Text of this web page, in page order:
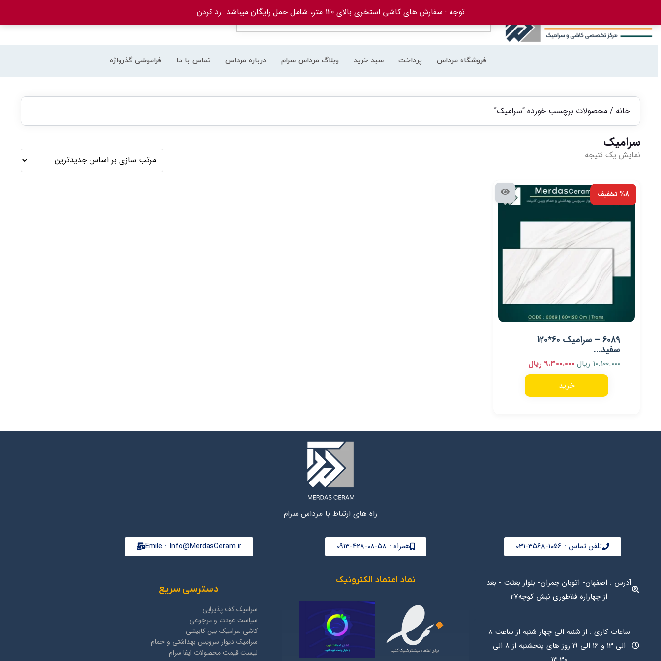
توجه : سفارش های کاشی استخری بالای 120 متر، شامل حمل رایگان میباشد. رد کردن
فروشگاه مرداس پرداخت سبد خرید وبلاگ مرداس سرام درباره مرداس تماس با ما فراموشی گذرواژه
خانه / محصولات برچسب خورده “سرامیک”
سرامیک
نمایش یک نتیجه
%8 تخفیف
6089 – سرامیک 60*120
سفید...
۱۰.۱۰۰.۰۰۰ ریال ۹.۳۰۰.۰۰۰ ریال
خرید
راه های ارتباط با مرداس سرام
تلفن تماس : 1056-3568-031 همراه : 58-08-428-0913 Emile : Info@MerdasCeram.ir
آدرس : اصفهان- اتوبان چمران- بلوار بعثت - بعد
از چهاراره فلاطوری نبش کوچه27
ساعات کاری : از شنبه الی چهار شنبه از ساعت 8
الی 13 و 16 الی 19 روز های پنجشنبه از 8 الی
نماد اعتماد الکترونیک
دسترسی سریع
سرامیک کف پذیرایی
سیاست عودت و مرجوعی
کاشی سرامیک بین کابینتی
سرامیک دیوار سرویس بهداشتی و حمام
لیست قیمت محصولات ایفا سرام